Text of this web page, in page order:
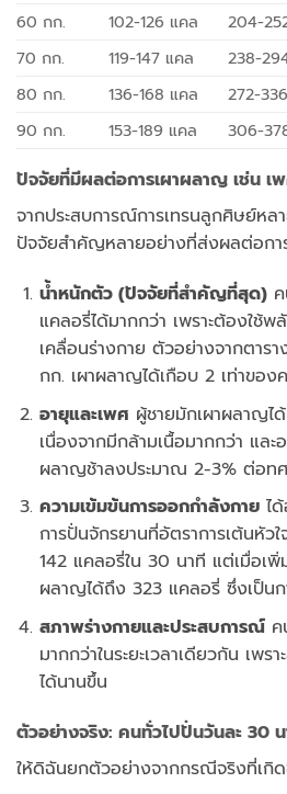
60 กก.
102-126 แคล 204-
70 กก.
119-147 แคล 238-
80 กก.
136-168 แคล 272-
90 กก.
153-189 แคล 306-
ปัจจัยที่มีผลต่อการเผาผลาญ เช่น เ
จากประสบการณ์การเทรนลูกศิษย์ห
ปัจจัยสำคัญหลายอย่างที่ส่งผลต่อกา
น้ำหนักตัว (ปัจจัยที่สำคัญที่สุด)ค
แคลอรี่ได้มากกว่า เพราะต้องใช้พ
เคลื่อนร่างกาย ตัวอย่างจากตาร
กก. เผาผลาญได้เกือบ 2 เท่าขอ
อายุและเพศผู้ชายมักเผาผลาญไ
เนื่องจากมีกล้ามเนื้อมากกว่า และ
ผลาญช้าลงประมาณ 2-3% ต่อท
ความเข้มข้นการออกกำลังกายได้
การปั่นจักรยานที่อัตราการเต้นหั
142 แคลอรี่ใน 30 นาที แต่เมื่อเพิ่
ผลาญได้ถึง 323 แคลอรี่ ซึ่งเป็นก
สภาพร่างกายและประสบการณ์ค
มากกว่าในระยะเวลาเดียวกัน เพร
ได้นานขึ้น
ตัวอย่างจริง: คนทั่วไปปั่นวันละ 30 น
ให้ดิฉันยกตัวอย่างจากกรณีจริงที่เ